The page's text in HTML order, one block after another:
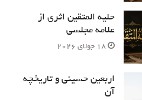
حلیه المتقین اثری از
علامه مجلسی
18 جولای 2026
اربعین حسینی و تاریخچه
آن